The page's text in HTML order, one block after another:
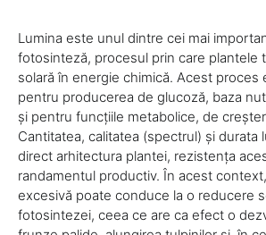
Lumina este unul dintre cei mai
fotosinteză, procesul prin care plantele
solară în energie chimică. Acest proces
pentru producerea de glucoză, baza
și pentru funcțiile metabolice, de
Cantitatea, calitatea (spectrul) și durata
direct arhitectura plantei, rezistența
randamentul productiv. În acest
excesivă poate conduce la o reducere
fotosintezei, ceea ce are ca efect o